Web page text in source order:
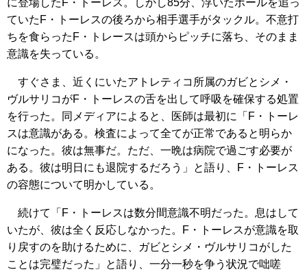
ていたF・トーレスの後ろから相手選手がタックル。不意打
ちを食らったF・トレースは頭からピッチに落ち、そのまま
意識を失っている。
すぐさま、近くにいたアトレティコ所属のガビとシメ・
ヴルサリコがF・トーレスの舌を出して呼吸を確保する処置
を行った。同メディアによると、医師は最初に「F・トーレ
スは意識がある。検査によって全てが正常であると明らか
になった。彼は無事だ。ただ、一晩は病院で過ごす必要が
ある。彼は明日にも退院するだろう」と語り、F・トーレス
の容態について明かしている。
続けて「F・トーレスは数分間意識不明だった。息はして
いたが、彼は全く反応しなかった。F・トーレスが意識を取
り戻すのを助けるために、ガビとシメ・ヴルサリコがした
ことは完璧だった」と語り、一分一秒を争う状況で咄嗟